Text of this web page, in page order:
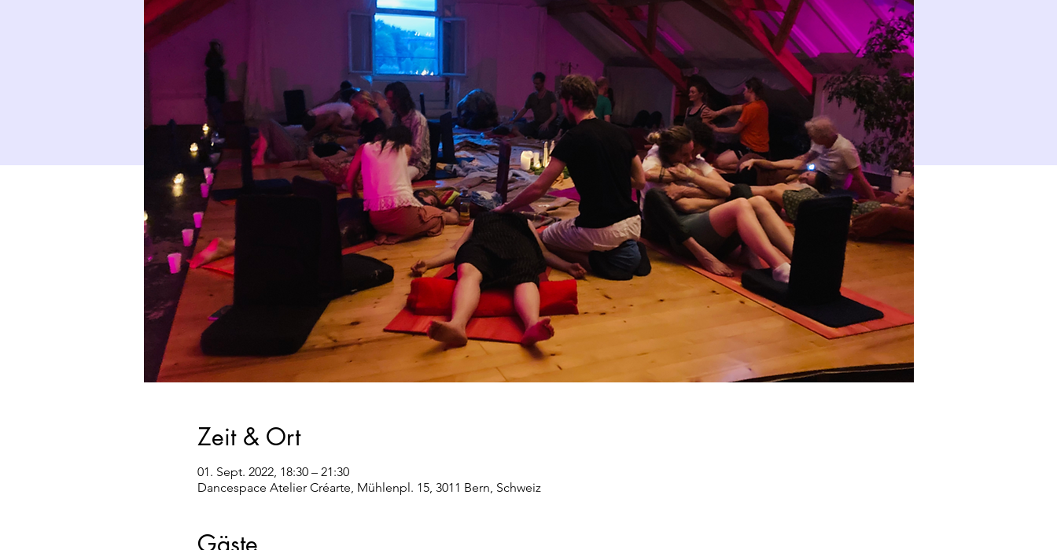
Zeit & Ort
01. Sept. 2022, 18:30 – 21:30
Dancespace Atelier Créarte, Mühlenpl. 15, 3011 Bern, Schweiz
Gäste